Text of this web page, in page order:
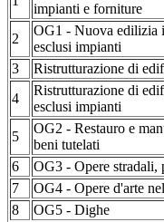
impianti e forniture
2
OG1 - Nuova edilizia
esclusi impianti
3
Ristrutturazione di
4
Ristrutturazione di
esclusi impianti
5
OG2 - Restauro e
beni tutelati
6
OG3 - Opere stradali,
7
OG4 - Opere d'arte
8
OG5 - Dighe